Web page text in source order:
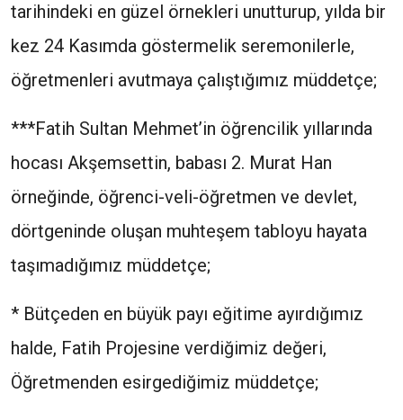
tarihindeki en güzel örnekleri unutturup, yılda bir
kez 24 Kasımda göstermelik seremonilerle,
öğretmenleri avutmaya çalıştığımız müddetçe;
***Fatih Sultan Mehmet’in öğrencilik yıllarında
hocası Akşemsettin, babası 2. Murat Han
örneğinde, öğrenci-veli-öğretmen ve devlet,
dörtgeninde oluşan muhteşem tabloyu hayata
taşımadığımız müddetçe;
* Bütçeden en büyük payı eğitime ayırdığımız
halde, Fatih Projesine verdiğimiz değeri,
Öğretmenden esirgediğimiz müddetçe;